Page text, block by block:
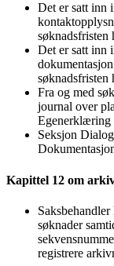
Det er satt inn
søknadsfristen
Det er satt inn
søknadsfristen
Fra og med
journal over
Egenerklæring
Seksjon
Kapittel 12 om
søknader
registrere